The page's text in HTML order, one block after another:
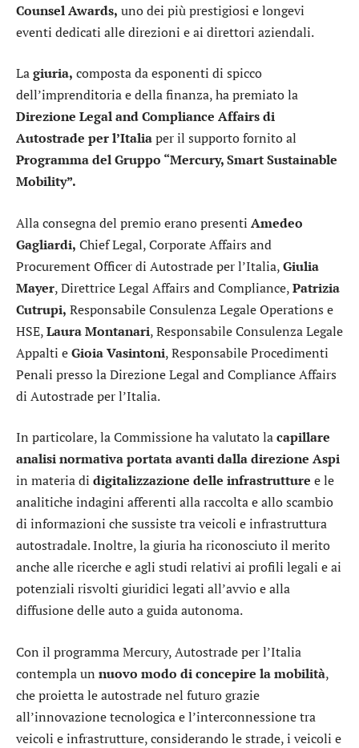
Counsel Awards, uno dei più prestigiosi e longevi
eventi dedicati alle direzioni e ai direttori aziendali.
Lagiuria, composta da esponenti di spicco
dell’imprenditoria e della finanza, ha premiato la
Direzione Legal and Compliance Affairs di
Autostrade per l’Italiaper il supporto fornito al
Programma del Gruppo “Mercury, Smart Sustainable
Mobility”.
Alla consegna del premio erano presenti Amedeo
Gagliardi, Chief Legal, Corporate Affairs and
Procurement Officer di Autostrade per l’Italia,Giulia
Mayer, Direttrice Legal Affairs and Compliance,Patrizia
Cutrupi, Responsabile Consulenza Legale Operations e
HSE,Laura Montanari, Responsabile Consulenza Legale
Appalti eGioia Vasintoni, Responsabile Procedimenti
Penali presso la Direzione Legal and Compliance Affairs
di Autostrade per l’Italia.
In particolare, la Commissione ha valutato lacapillare
analisi normativa portata avanti dalla direzione Aspi
in materia di digitalizzazione delle infrastrutture e le
analitiche indagini afferenti alla raccolta e allo scambio
di informazioni che sussiste tra veicoli e infrastruttura
autostradale. Inoltre, la giuria ha riconosciuto il merito
anche alle ricerche e agli studi relativi ai profili legali e ai
potenziali risvolti giuridici legati all’avvio e alla
diffusione delle auto a guida autonoma.
Con il programma Mercury, Autostrade per l’Italia
contempla un nuovo modo di concepire la mobilità,
che proietta le autostrade nel futuro grazie
all’innovazione tecnologica e l’interconnessione tra
veicoli e infrastrutture, considerando le strade, i veicoli e